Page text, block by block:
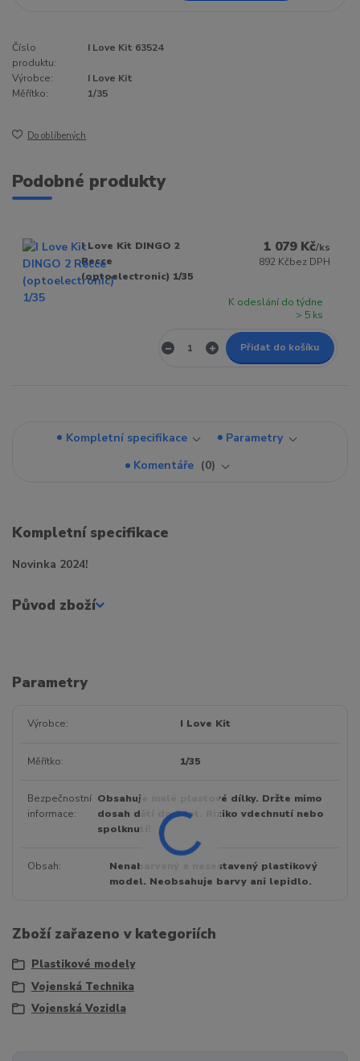
Číslo
produktu:
I Love Kit 63524
Výrobce:
I Love Kit
Měřítko:
1/35
Do oblíbených
Podobné produkty
I Love Kit DINGO 2
Recce
(optoelectronic) 1/35
1 079 Kč/ks
892 Kčbez DPH
K odeslání do týdne
> 5 ks
Přidat do košíku
Kompletní specifikace
Parametry
Komentáře
0
Kompletní specifikace
Novinka 2024!
Původ zboží
Parametry
Výrobce I Love Kit
Měřítko 1/35
Bezpečnostní
informace
Obsahuje malé plastové dílky. Držte mimo
dosah dětí do 3 let. Riziko vdechnutí nebo
spolknutí!
Obsah
Nenabarvený a nesestavený plastikový
model. Neobsahuje barvy ani lepidlo.
Zboží zařazeno v kategoriích
Plastikové modely
Vojenská Technika
Vojenská Vozidla